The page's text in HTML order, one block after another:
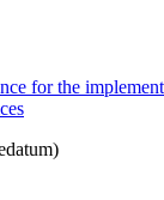
for the